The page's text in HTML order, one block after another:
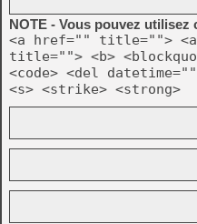
NOTE - Vous pouvez
<a href="" title="">
title=""> <b>
<code> <del
<s> <strike> <strong>